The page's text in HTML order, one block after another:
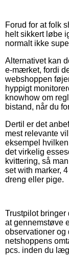
Forud for at folk
helt sikkert løbe
normalt ikke
Alternativet kan
e-mærket, fordi
webshoppen
hyppigt
knowhow om
bistand, når du
Dertil er det
mest relevante
eksempel
det virkelig
kvittering, så
set with marker,
dreng eller pige.
Trustpilot
at gennemstøve
observationer og
netshoppens
pcs. inden du